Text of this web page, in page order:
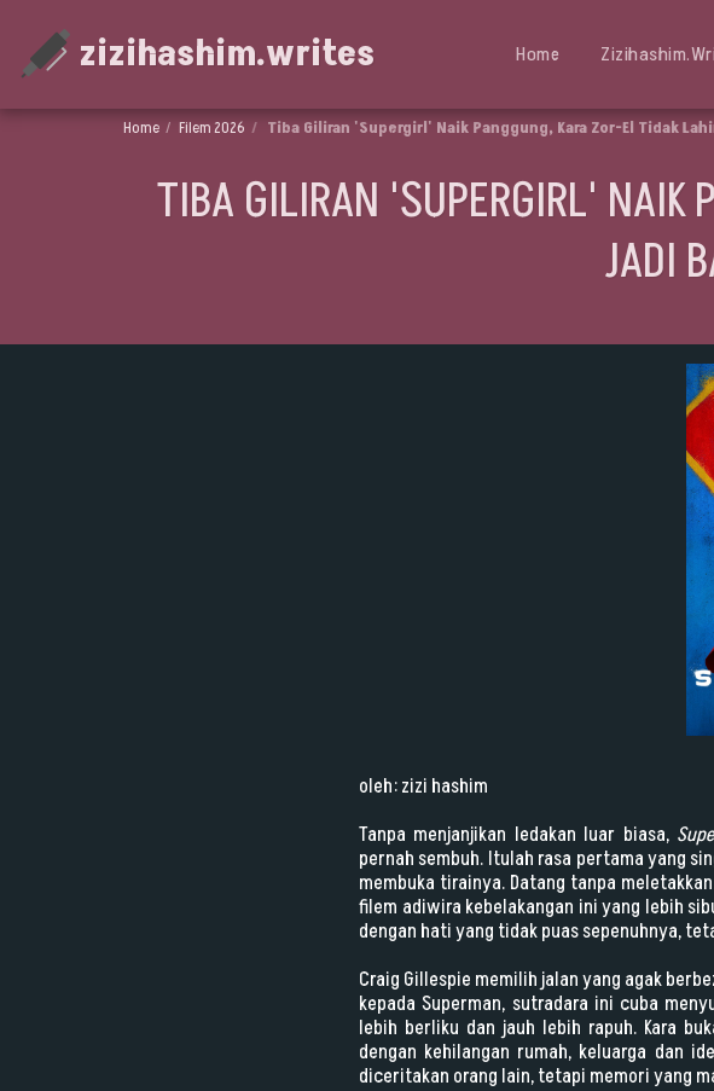
zizihashim.writes Home
Home Filem 2026 Tiba Giliran 'Supergirl' Naik Panggung, Kara Zor-El Tidak
TIBA GILIRAN 'SUPERGIRL' NAIK
JADI
oleh: zizi hashim
Tanpa menjanjikan ledakan luar biasa,
pernah sembuh. Itulah rasa pertama yang
membuka tirainya. Datang tanpa
filem adiwira kebelakangan ini yang lebih
dengan hati yang tidak puas sepenuhnya,
Craig Gillespie memilih jalan yang agak
kepada Superman, sutradara ini cuba
lebih berliku dan jauh lebih rapuh. Kara
dengan kehilangan rumah, keluarga dan
diceritakan orang lain, tetapi memori yang